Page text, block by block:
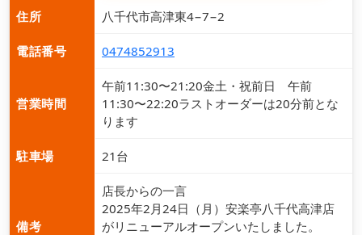
住所 八千代市高津東4−7−2
電話番号 0474852913
営業時間
午前11:30〜21:20金土・祝前日 午前
11:30〜22:20ラストオーダーは20分前とな
ります
駐車場 21台
備考
店長からの一言
2025年2月24日（月）安楽亭八千代高津店
がリニューアルオープンいたしました。